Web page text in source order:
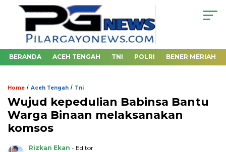
BERANDA ACEH TENGAH TNI POLRI BENER MERIAH
Home / Aceh Tengah / Tni
Wujud kepedulian Babinsa Bantu
Warga Binaan melaksanakan
komsos
Rizkan Ekan - Editor